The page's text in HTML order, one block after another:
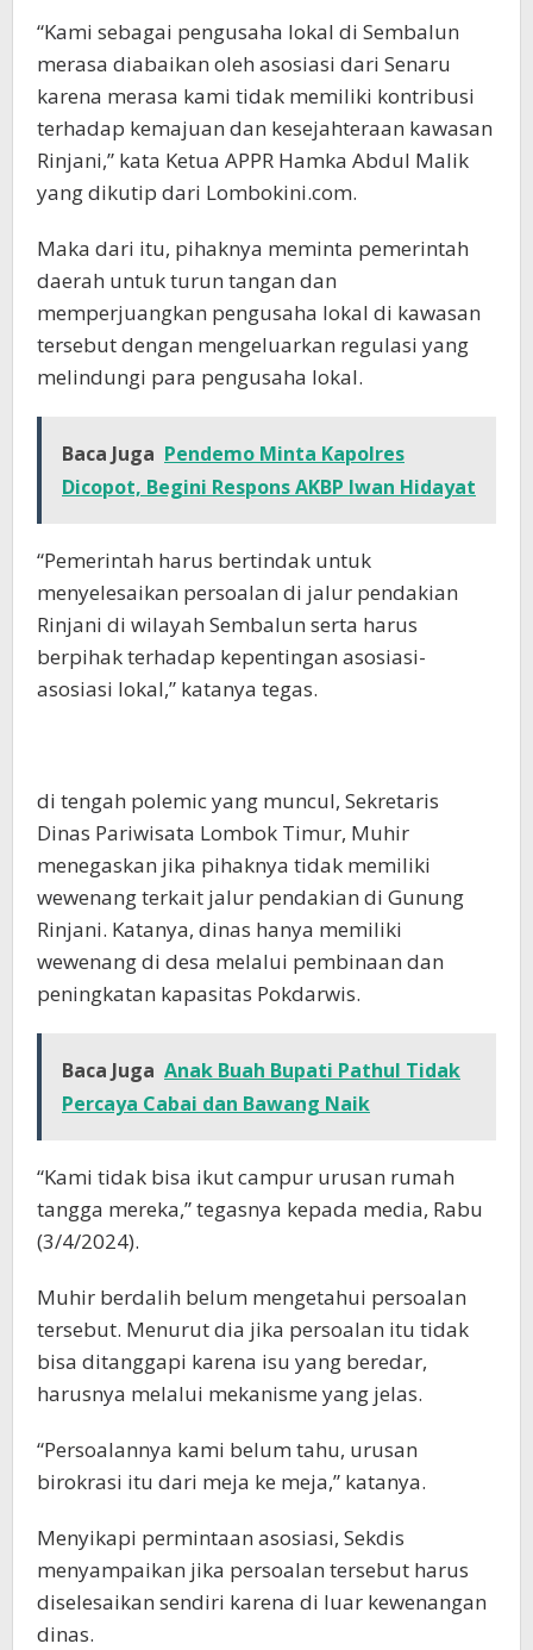
“Kami sebagai pengusaha lokal di Sembalun
merasa diabaikan oleh asosiasi dari Senaru
karena merasa kami tidak memiliki kontribusi
terhadap kemajuan dan kesejahteraan kawasan
Rinjani,” kata Ketua APPR Hamka Abdul Malik
yang dikutip dari Lombokini.com.
Maka dari itu, pihaknya meminta pemerintah
daerah untuk turun tangan dan
memperjuangkan pengusaha lokal di kawasan
tersebut dengan mengeluarkan regulasi yang
melindungi para pengusaha lokal.
Baca Juga Pendemo Minta Kapolres
Dicopot, Begini Respons AKBP Iwan Hidayat
“Pemerintah harus bertindak untuk
menyelesaikan persoalan di jalur pendakian
Rinjani di wilayah Sembalun serta harus
berpihak terhadap kepentingan asosiasi-
asosiasi lokal,” katanya tegas.
di tengah polemic yang muncul, Sekretaris
Dinas Pariwisata Lombok Timur, Muhir
menegaskan jika pihaknya tidak memiliki
wewenang terkait jalur pendakian di Gunung
Rinjani. Katanya, dinas hanya memiliki
wewenang di desa melalui pembinaan dan
peningkatan kapasitas Pokdarwis.
Baca Juga Anak Buah Bupati Pathul Tidak
Percaya Cabai dan Bawang Naik
“Kami tidak bisa ikut campur urusan rumah
tangga mereka,” tegasnya kepada media, Rabu
(3/4/2024).
Muhir berdalih belum mengetahui persoalan
tersebut. Menurut dia jika persoalan itu tidak
bisa ditanggapi karena isu yang beredar,
harusnya melalui mekanisme yang jelas.
“Persoalannya kami belum tahu, urusan
birokrasi itu dari meja ke meja,” katanya.
Menyikapi permintaan asosiasi, Sekdis
menyampaikan jika persoalan tersebut harus
diselesaikan sendiri karena di luar kewenangan
dinas.